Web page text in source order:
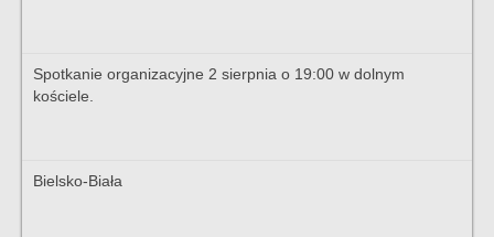
Spotkanie organizacyjne 2 sierpnia o 19:00 w dolnym
kościele.
Bielsko-Biała